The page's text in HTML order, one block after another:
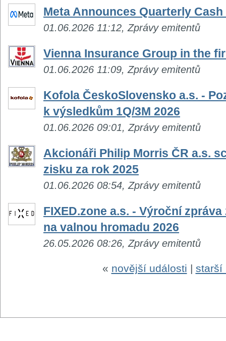
Meta Announces Quarterly
01.06.2026 11:12, Zprávy emitentů
Vienna Insurance Group in the
01.06.2026 11:09, Zprávy emitentů
Kofola ČeskoSlovensko a.s. -
k výsledkům 1Q/3M 2026
01.06.2026 09:01, Zprávy emitentů
Akcionáři Philip Morris ČR a.s.
zisku za rok 2025
01.06.2026 08:54, Zprávy emitentů
FIXED.zone a.s. - Výroční
na valnou hromadu 2026
26.05.2026 08:26, Zprávy emitentů
« novější události | starší